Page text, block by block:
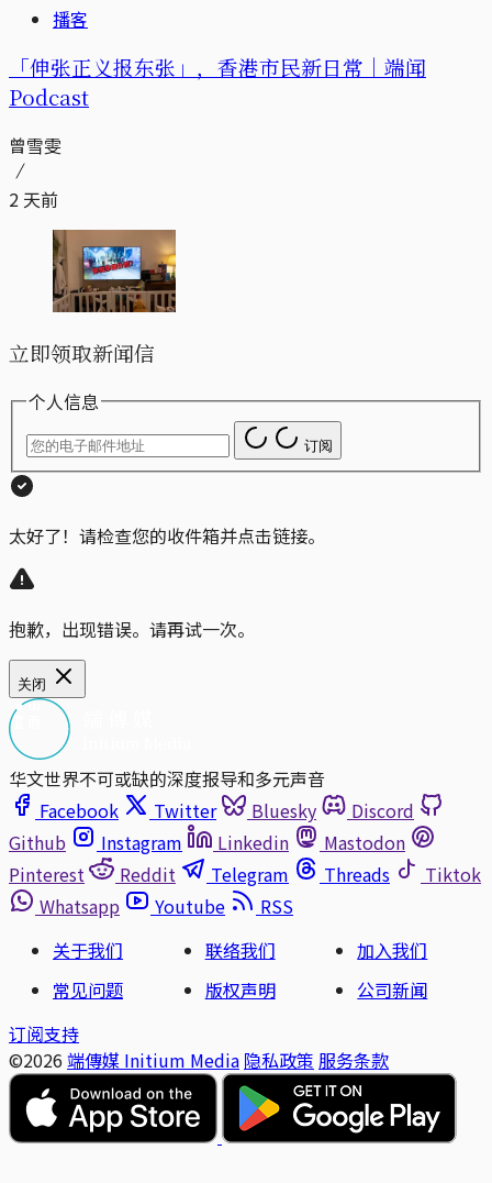
播客
「伸张正义报东张」，香港市民新日常｜端闻
Podcast
曾雪雯
2 天前
立即领取新闻信
个人信息
订阅
太好了！请检查您的收件箱并点击链接。
抱歉，出现错误。请再试一次。
关闭
华文世界不可或缺的深度报导和多元声音
Facebook
Twitter Bluesky
Discord
Github
Instagram Linkedin
Mastodon
Pinterest
Reddit Telegram Threads
Tiktok
Whatsapp
Youtube
RSS
关于我们
联络我们
加入我们
常见问题
版权声明
公司新闻
订阅支持
©2026 端傳媒 Initium Media 隐私政策 服务条款